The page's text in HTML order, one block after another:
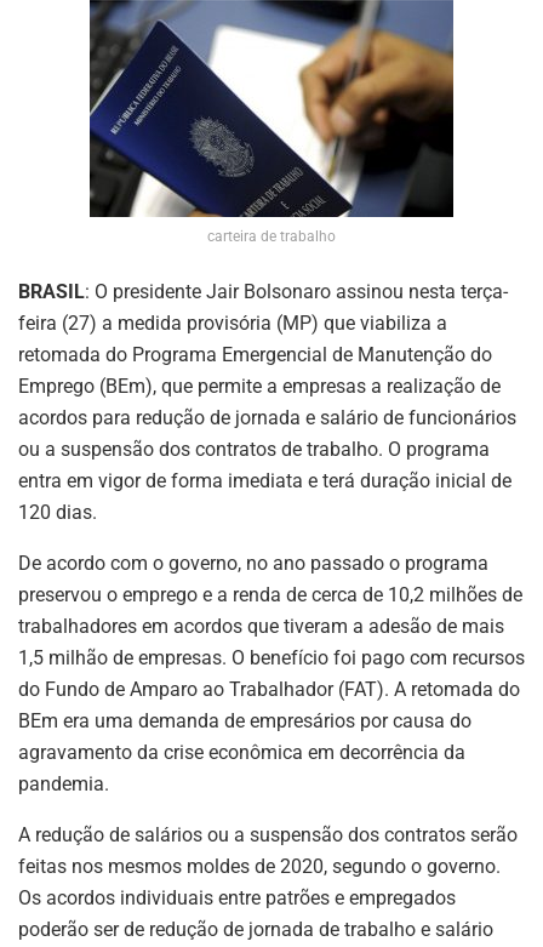
carteira de trabalho
BRASIL: O presidente Jair Bolsonaro assinou nesta terça-
feira (27) a medida provisória (MP) que viabiliza a
retomada do Programa Emergencial de Manutenção do
Emprego (BEm), que permite a empresas a realização de
acordos para redução de jornada e salário de funcionários
ou a suspensão dos contratos de trabalho. O programa
entra em vigor de forma imediata e terá duração inicial de
120 dias.
De acordo com o governo, no ano passado o programa
preservou o emprego e a renda de cerca de 10,2 milhões de
trabalhadores em acordos que tiveram a adesão de mais
1,5 milhão de empresas. O benefício foi pago com recursos
do Fundo de Amparo ao Trabalhador (FAT). A retomada do
BEm era uma demanda de empresários por causa do
agravamento da crise econômica em decorrência da
pandemia.
A redução de salários ou a suspensão dos contratos serão
feitas nos mesmos moldes de 2020, segundo o governo.
Os acordos individuais entre patrões e empregados
poderão ser de redução de jornada de trabalho e salário